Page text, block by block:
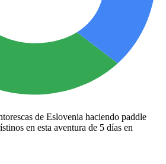
de Eslovenia haciendo paddle
en esta aventura de 5 días en